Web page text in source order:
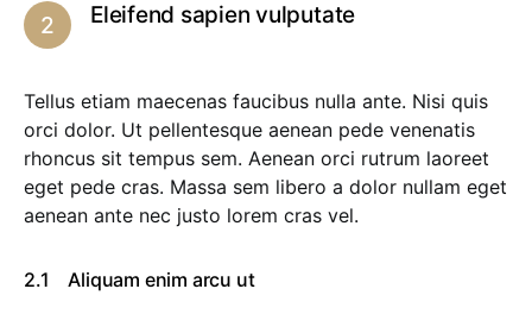
Eleifend sapien vulputate
Tellus etiam maecenas faucibus nulla ante. Nisi quis
orci dolor. Ut pellentesque aenean pede venenatis
rhoncus sit tempus sem. Aenean orci rutrum laoreet
eget pede cras. Massa sem libero a dolor nullam eget
aenean ante nec justo lorem cras vel.
Aliquam enim arcu ut